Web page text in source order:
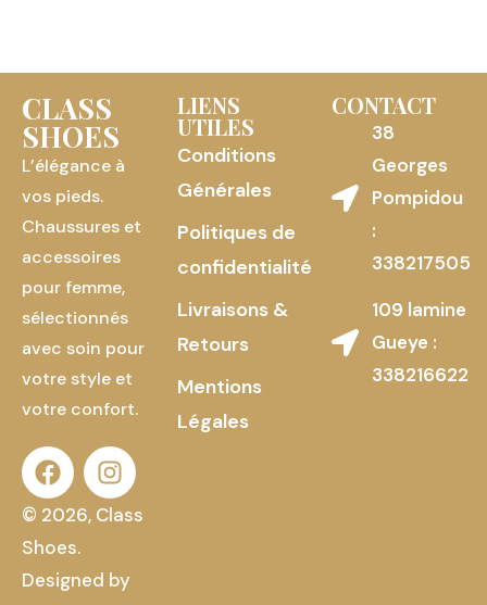
CLASS
SHOES
L’élégance à
vos pieds.
Chaussures et
accessoires
pour femme,
sélectionnés
avec soin pour
votre style et
votre confort.
© 2026, Class
Shoes.
Designed by
LIENS
UTILES
Conditions
Générales
Politiques de
confidentialité
Livraisons &
Retours
Mentions
Légales
CONTACT
38
Georges
Pompidou
:
338217505
109 lamine
Gueye :
338216622